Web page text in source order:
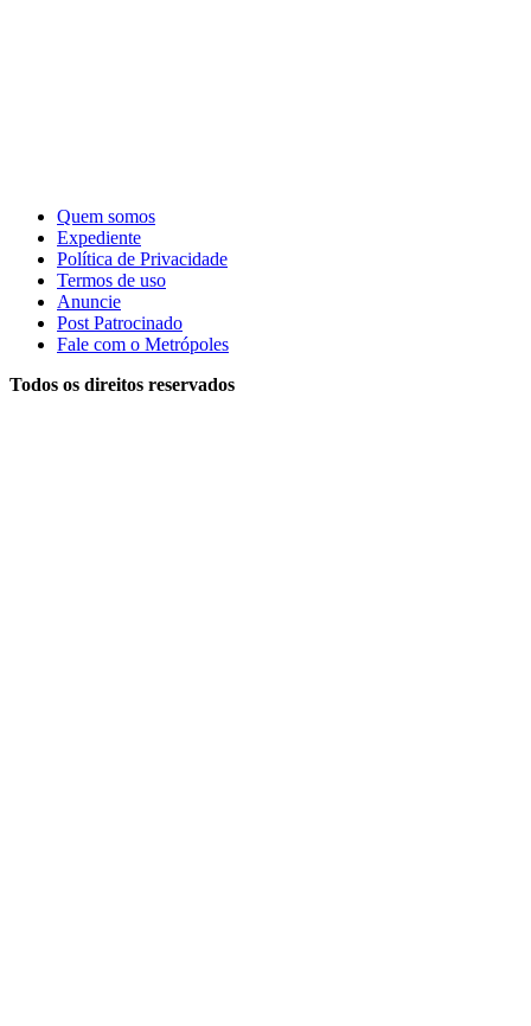
Quem somos
Expediente
Política de Privacidade
Termos de uso
Anuncie
Post Patrocinado
Fale com o Metrópoles
Todos os direitos reservados